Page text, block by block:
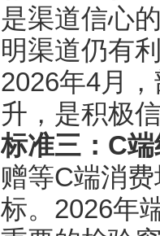
是渠道信心
明渠道仍有
2026年4月
升，是积极
标准三：C
赠等C端消
标。2026年